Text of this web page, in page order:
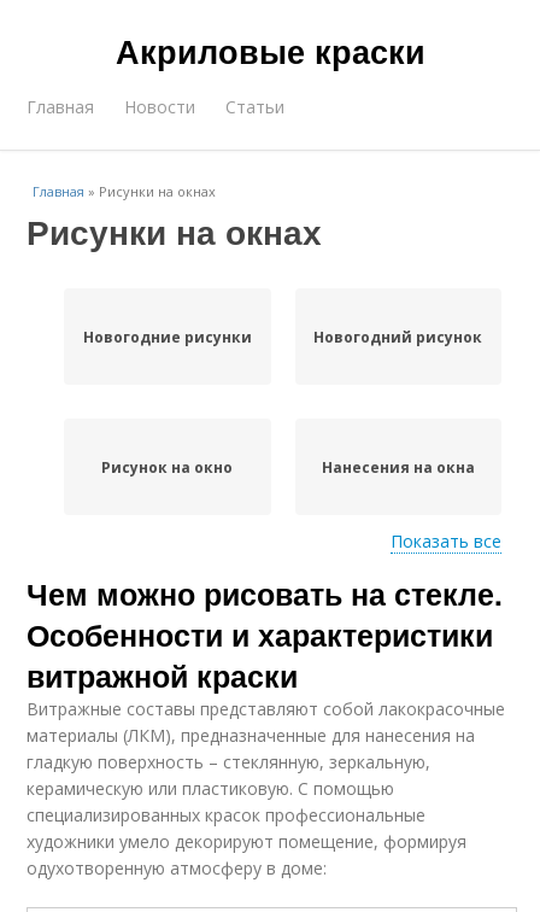
Акриловые краски
Главная Новости Статьи
Главная » Рисунки на окнах
Рисунки на окнах
Новогодние рисунки Новогодний рисунок
Рисунок на окно Нанесения на окна
Рисунки на окне Рисунки на новый год
Год на окна Лёгкие рисунки
Окна к новому году Гуашь на окнах
Показать все
Чем можно рисовать на стекле.
Особенности и характеристики
витражной краски
Витражные составы представляют собой лакокрасочные
материалы (ЛКМ), предназначенные для нанесения на
гладкую поверхность – стеклянную, зеркальную,
керамическую или пластиковую. С помощью
специализированных красок профессиональные
художники умело декорируют помещение, формируя
одухотворенную атмосферу в доме: